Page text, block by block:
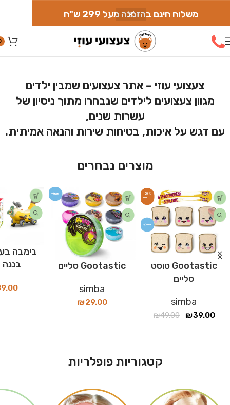
משלוח חינם בהזמנה מעל 299 ש"ח
צעצועי עוזי – אתר צעצועים שמבין ילדים
מגוון צעצועים לילדים שנבחרו מתוך ניסיון של
עשרות שנים,
עם דגש על איכות, בטיחות שירות והנאה אמיתית.
מוצרים נבחרים
-20%
מומלץ
Gootastic טוסט
סליים
simba
₪49.00 ₪39.00
מומלץ
Gootastic סליים
simba
₪29.00
בימבה
בננה 4 ב 1
קטגוריות פופלריות